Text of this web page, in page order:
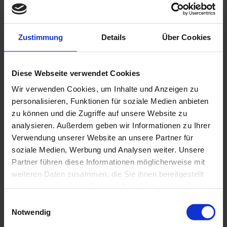
Zustimmung Details Über Cookies
Diese Webseite verwendet Cookies
Wir verwenden Cookies, um Inhalte und Anzeigen zu
personalisieren, Funktionen für soziale Medien anbieten
zu können und die Zugriffe auf unsere Website zu
analysieren. Außerdem geben wir Informationen zu Ihrer
Verwendung unserer Website an unsere Partner für
soziale Medien, Werbung und Analysen weiter. Unsere
Partner führen diese Informationen möglicherweise mit
weiteren Daten zusammen, die Sie ihnen bereitgestellt
Notwendig
unFIX-Modell
, ist eine Art „Werkzeugkasten
für Organisationsdesign“. Es wurde Anfang
2022 von Jurgen Appelo ins Leben gerufen,
modernes Management, Führung und
Organisationsdesign. Seitdem erfreut es sich
immer stärker werdendem Interesse und wird
kontinuierlich gepflegt und weiterentwickelt.
Der Erfolg liegt unter anderem darin, dass
unFIX nicht dogmatisch versucht etwas in eine
bestimmte, fixe Form zu pressen, sondern weil
es einem Freiheiten und
take what you need“. Ein Werkzeugkasten